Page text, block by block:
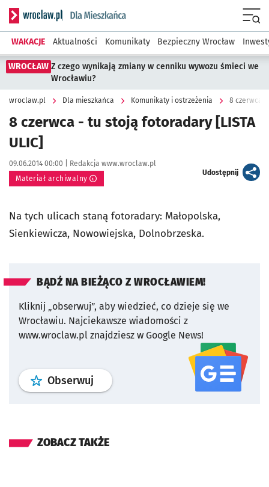
Serwis informacyjny wroclaw.pl podserwis: Dla mieszkańca
WAKACJE Aktualności Komunikaty Bezpieczny Wrocław
WROCŁAW Z czego wynikają zmiany w cenniku wywozu śmieci we
Wrocławiu?
wroclaw.pl Dla mieszkańca Komunikaty i ostrzeżenia 8 czerwca -
8 czerwca - tu stoją fotoradary [LISTA
ULIC]
Data publikacji:
09.06.2014 00:00 | Autor:
Redakcja www.wroclaw.pl
Materiał archiwalny
Udostępnijartykuł
Na tych ulicach staną fotoradary: Małopolska,
Sienkiewicza, Nowowiejska, Dolnobrzeska.
BĄDŹ NA BIEŻĄCO Z WROCŁAWIEM!
Kliknij „obserwuj”, aby wiedzieć, co dzieje się we
Wrocławiu. Najciekawsze wiadomości z
www.wroclaw.pl znajdziesz w Google News!
Obserwuj profil serwisu
ZOBACZ TAKŻE